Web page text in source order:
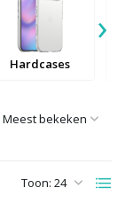
Hardcases
›
Toon: